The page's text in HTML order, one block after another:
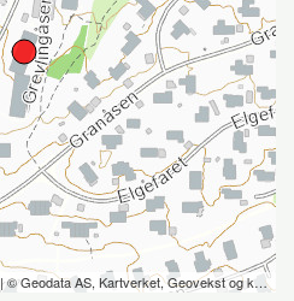
| ©️ Geodata AS, Kartverket, Geovekst og kommunene, OpenStreetMap